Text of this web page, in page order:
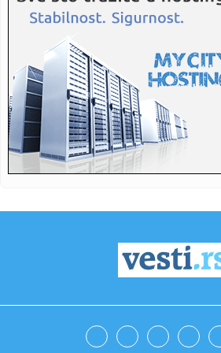
Tele...
17:03:
17:01:Dramatičan snimak: Lekari
usred...
17:00:Samo 99 primeraka i čak 1.015
omaž slav...
17:00:Mađar: Vodostaj Dunava kod
porastao z...
Sud naložio Meti da uplati 567
EVROLIGAŠKI POVRATAK:
Evansa, milj...